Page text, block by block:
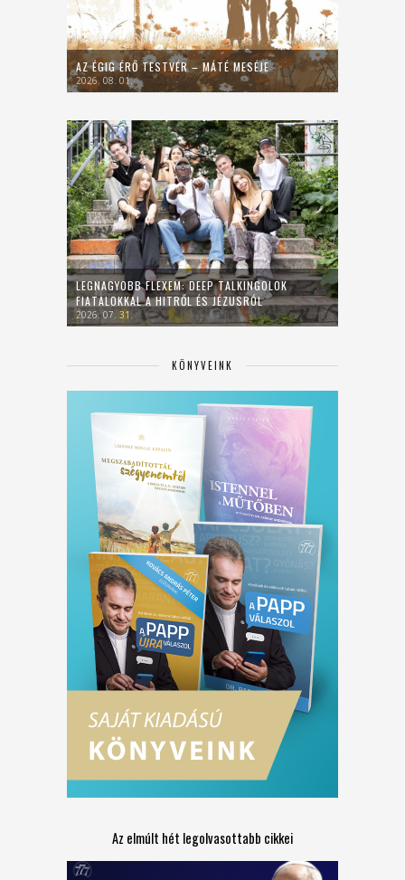
AZ ÉGIG ÉRŐ TESTVÉR – MÁTÉ MESÉJE
2026. 08. 01.
LEGNAGYOBB FLEXEM: DEEP TALKINGOLOK
FIATALOKKAL A HITRŐL ÉS JÉZUSRÓL
2026. 07. 31.
KÖNYVEINK
Az elmúlt hét legolvasottabb cikkei